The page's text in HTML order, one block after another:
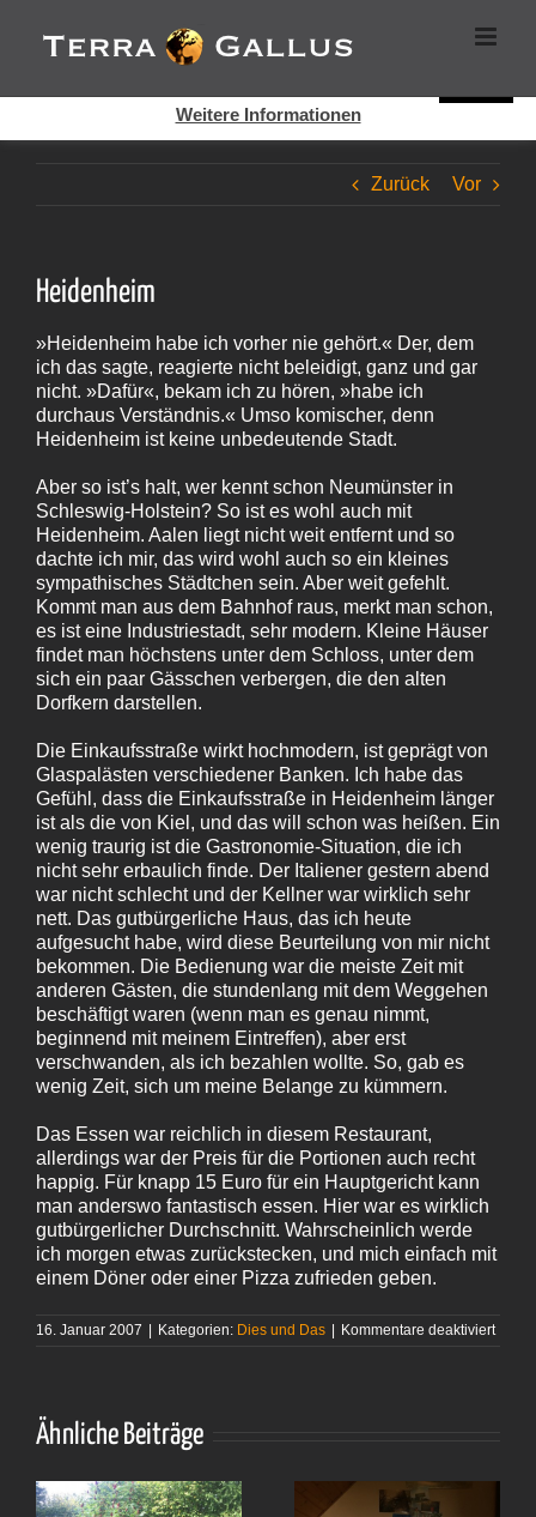
Inhalt
springen
Zurück Vor
Heidenheim
»Heidenheim habe ich vorher nie gehört.« Der, dem
ich das sagte, reagierte nicht beleidigt, ganz und gar
nicht. »Dafür«, bekam ich zu hören, »habe ich
durchaus Verständnis.« Umso komischer, denn
Heidenheim ist keine unbedeutende Stadt.
Aber so ist’s halt, wer kennt schon Neumünster in
Schleswig-Holstein? So ist es wohl auch mit
Heidenheim. Aalen liegt nicht weit entfernt und so
dachte ich mir, das wird wohl auch so ein kleines
sympathisches Städtchen sein. Aber weit gefehlt.
Kommt man aus dem Bahnhof raus, merkt man schon,
es ist eine Industriestadt, sehr modern. Kleine Häuser
findet man höchstens unter dem Schloss, unter dem
sich ein paar Gässchen verbergen, die den alten
Dorfkern darstellen.
Die Einkaufsstraße wirkt hochmodern, ist geprägt von
Glaspalästen verschiedener Banken. Ich habe das
Gefühl, dass die Einkaufsstraße in Heidenheim länger
ist als die von Kiel, und das will schon was heißen. Ein
wenig traurig ist die Gastronomie-Situation, die ich
nicht sehr erbaulich finde. Der Italiener gestern abend
war nicht schlecht und der Kellner war wirklich sehr
nett. Das gutbürgerliche Haus, das ich heute
aufgesucht habe, wird diese Beurteilung von mir nicht
bekommen. Die Bedienung war die meiste Zeit mit
anderen Gästen, die stundenlang mit dem Weggehen
beschäftigt waren (wenn man es genau nimmt,
beginnend mit meinem Eintreffen), aber erst
verschwanden, als ich bezahlen wollte. So, gab es
wenig Zeit, sich um meine Belange zu kümmern.
Das Essen war reichlich in diesem Restaurant,
allerdings war der Preis für die Portionen auch recht
happig. Für knapp 15 Euro für ein Hauptgericht kann
man anderswo fantastisch essen. Hier war es wirklich
gutbürgerlicher Durchschnitt. Wahrscheinlich werde
ich morgen etwas zurückstecken, und mich einfach mit
einem Döner oder einer Pizza zufrieden geben.
16. Januar 2007 | Kategorien: Dies und Das | Kommentare deaktiviertfür
Ähnliche Beiträge
Cookies helfen auf auf dieser Seite bei der Bereitstellung der
Dienste. Durch die Nutzung dieser Webseite erklären Sie sich
Weitere Informationen